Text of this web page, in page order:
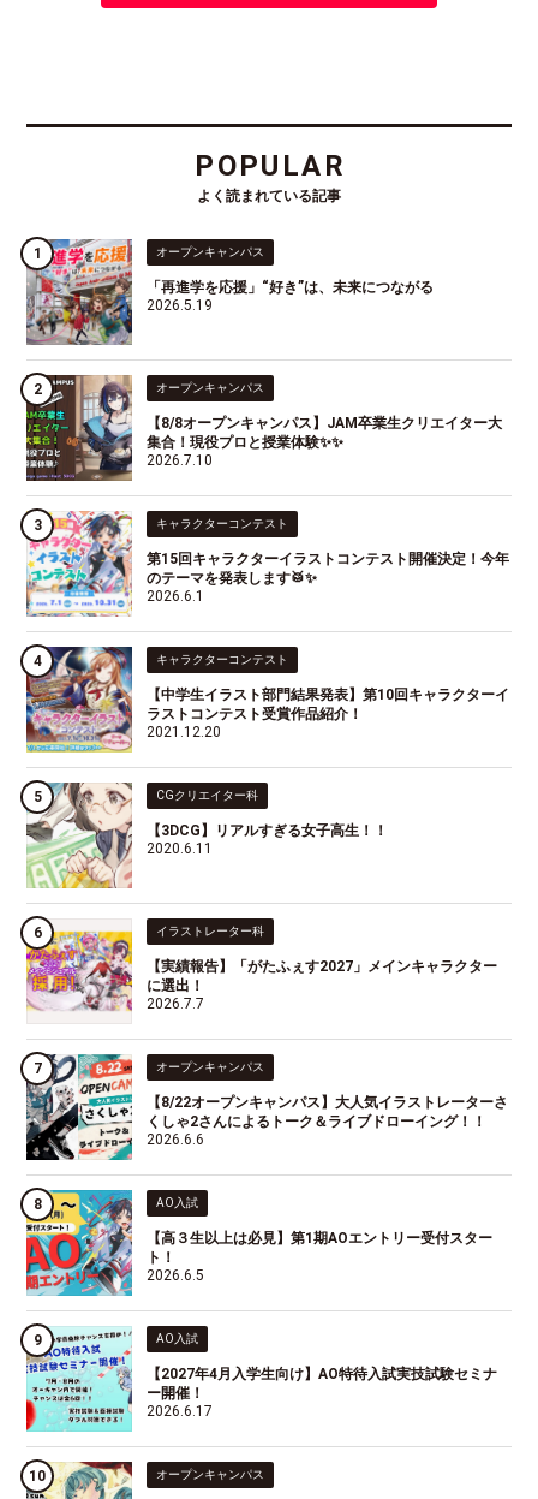
POPULAR
よく読まれている記事
オープンキャンパス
「再進学を応援」“好き”は、未来につながる
2026.5.19
オープンキャンパス
【8/8オープンキャンパス】JAM卒業生クリエイター大
集合！現役プロと授業体験✨✨
2026.7.10
キャラクターコンテスト
第15回キャラクターイラストコンテスト開催決定！今年
のテーマを発表します🥁✨
2026.6.1
キャラクターコンテスト
【中学生イラスト部門結果発表】第10回キャラクターイ
ラストコンテスト受賞作品紹介！
2021.12.20
CGクリエイター科
【3DCG】リアルすぎる女子高生！！
2020.6.11
イラストレーター科
【実績報告】「がたふぇす2027」メインキャラクター
に選出！
2026.7.7
オープンキャンパス
【8/22オープンキャンパス】大人気イラストレーターさ
くしゃ2さんによるトーク＆ライブドローイング！！
2026.6.6
AO入試
【高３生以上は必見】第1期AOエントリー受付スター
ト！
2026.6.5
AO入試
【2027年4月入学生向け】AO特待入試実技試験セミナ
ー開催！
2026.6.17
オープンキャンパス